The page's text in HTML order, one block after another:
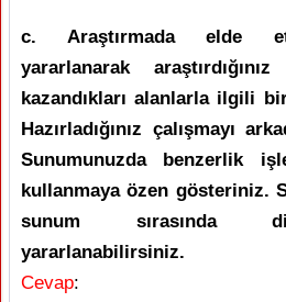
c. Araştırmada elde
yararlanarak
kazandıkları alanlarla ilgili
Hazırladığınız çalışmayı
Sunumunuzda benzerlik
kullanmaya özen gösteriniz.
sunum sırasında
yararlanabilirsiniz.
Cevap: